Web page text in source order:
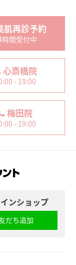
肌再診予約
時間受付中
心斎橋院
- 19:00
梅田院
- 19:00
ンショップ
だち追加